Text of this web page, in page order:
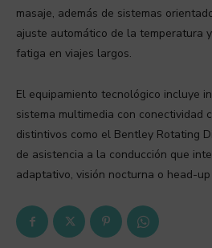
masaje, además de sistemas
ajuste automático de la temperatura
fatiga en viajes largos.
El equipamiento tecnológico incluye
sistema multimedia con conectividad
distintivos como el Bentley Rotating
de asistencia a la conducción que
adaptativo, visión nocturna o head-up